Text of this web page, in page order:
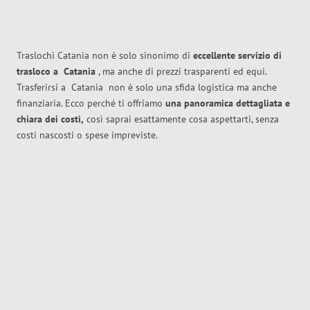
Traslochi Catania non è solo sinonimo di eccellente servizio di
trasloco a Catania , ma anche di prezzi trasparenti ed equi.
Trasferirsi a Catania non è solo una sfida logistica ma anche
finanziaria. Ecco perché ti offriamo una panoramica dettagliata e
chiara dei costi, così saprai esattamente cosa aspettarti, senza
costi nascosti o spese impreviste.